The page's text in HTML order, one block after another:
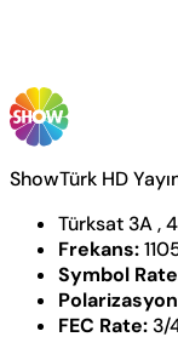
ShowTürk HD
Türksat 3A ,
Frekans:
Symbol
FEC Rate: 3/